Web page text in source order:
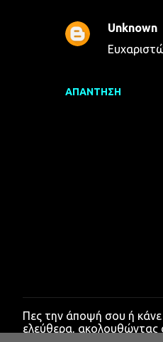
ΑΠΆΝΤΗΣΗ
Unknown
Δ
η
Πες την άποψή σου ή
ελεύθερα, ακολουθώντας